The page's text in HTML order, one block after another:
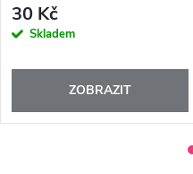
30 Kč
Skladem
ZOBRAZIT